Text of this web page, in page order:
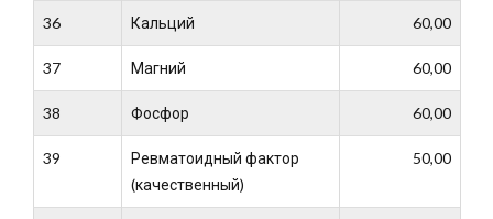
36 Кальций 60,00
37 Магний 60,00
38 Фосфор 60,00
39
Ревматоидный фактор
(качественный)
50,00